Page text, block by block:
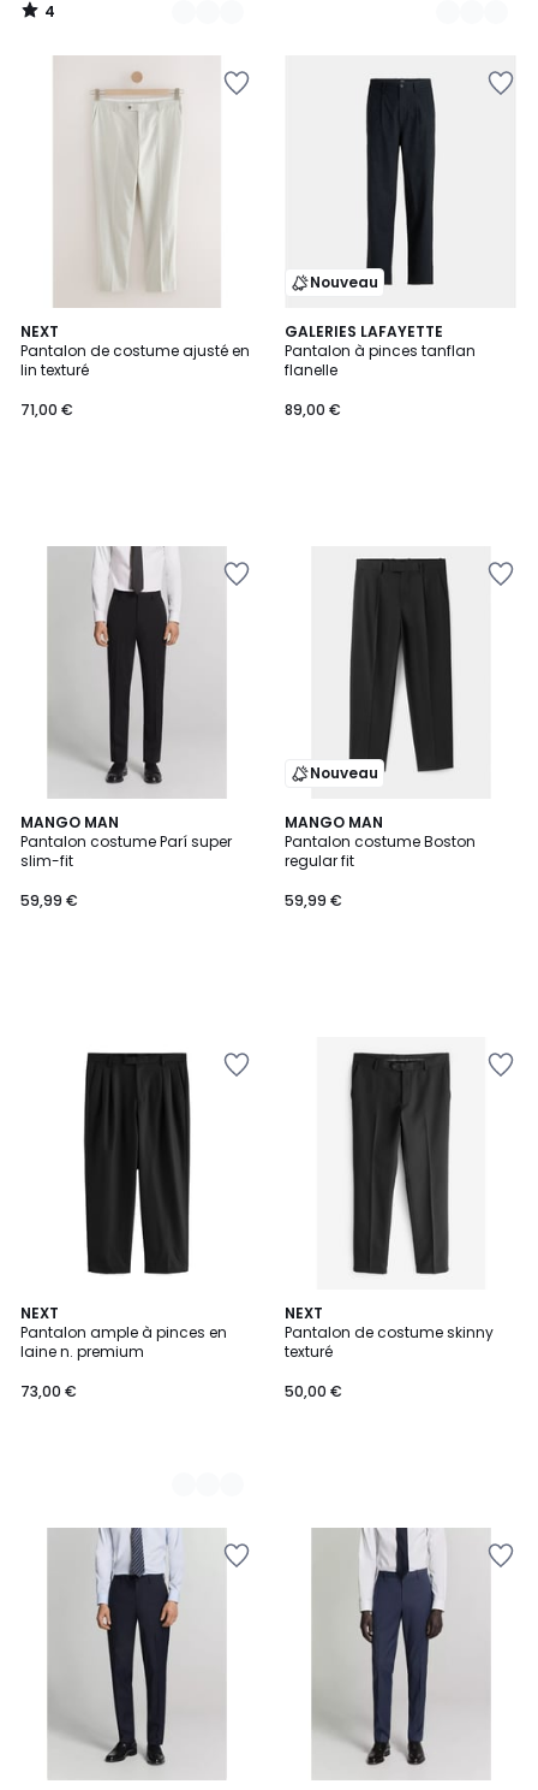
4
/
NEXT
Pantalon de costume ajusté en
lin texturé
71,00 €
Nouveau
GALERIES LAFAYETTE
Pantalon à pinces tanflan
flanelle
89,00 €
MANGO MAN
Pantalon costume Parí super
slim-fit
59,99 €
Nouveau
MANGO MAN
Pantalon costume Boston
regular fit
59,99 €
NEXT
Pantalon ample à pinces en
laine n. premium
73,00 €
2
Couleurs
NEXT
Pantalon de costume skinny
texturé
50,00 €